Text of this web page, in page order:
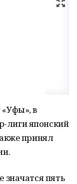
в
лиги японский
принял
значатся пять